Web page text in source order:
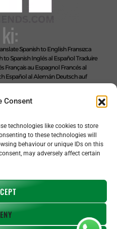
Consent
technologies like cookies to store
to these technologies will
behaviour or unique IDs on this
may adversely affect certain
Spanish to English Fransızca
to SpanishInglés al EspañolTraduire
Français au Espagnol Francés al
Español al Alemán Deutsch auf
Spanish Speaker Zoom Interpreter
and Translation Help with
ÇOK KOLAY!